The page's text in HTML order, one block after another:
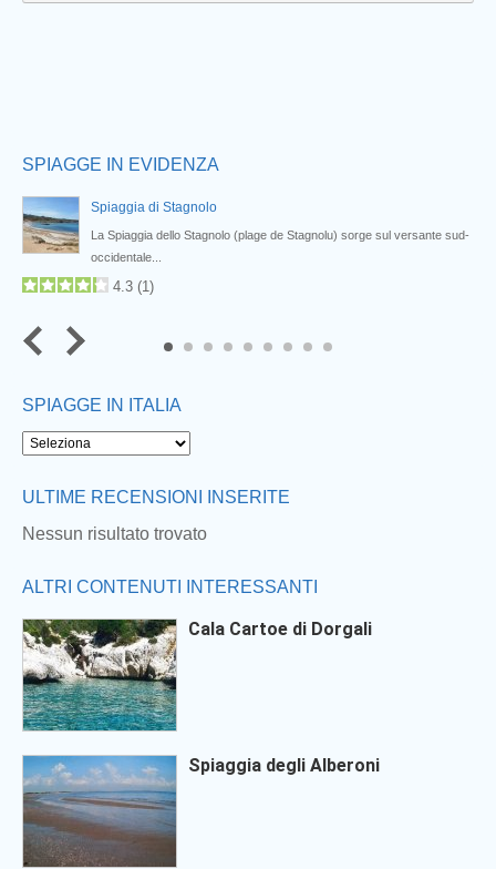
SPIAGGE IN EVIDENZA
Spiaggia di Stagnolo
La Spiaggia dello Stagnolo (plage de Stagnolu) sorge sul versante sud-
occidentale...
4.3 (1)
8
SPIAGGE IN ITALIA
ULTIME RECENSIONI INSERITE
Nessun risultato trovato
ALTRI CONTENUTI INTERESSANTI
Cala Cartoe di Dorgali
Spiaggia degli Alberoni